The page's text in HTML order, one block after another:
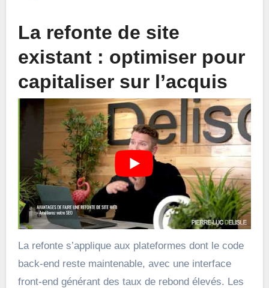
La refonte de site
existant : optimiser pour
capitaliser sur l’acquis
La refonte s’applique aux plateformes dont le code
back-end reste maintenable, avec une interface
front-end générant des taux de rebond élevés. Les